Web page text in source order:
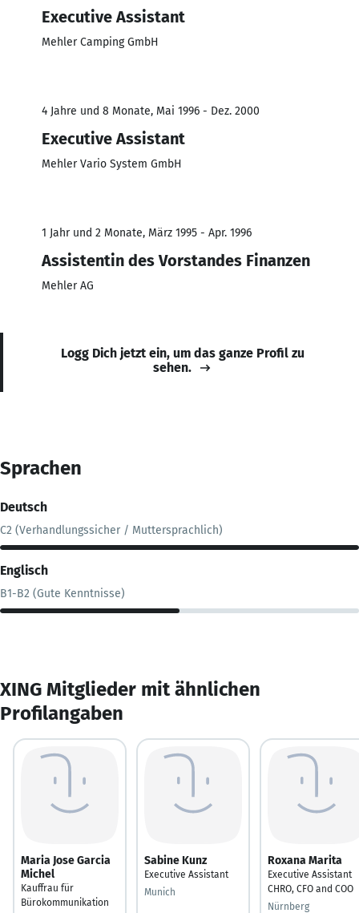
Executive Assistant
Mehler Camping GmbH
4 Jahre und 8 Monate, Mai 1996 - Dez. 2000
Executive Assistant
Mehler Vario System GmbH
1 Jahr und 2 Monate, März 1995 - Apr. 1996
Assistentin des Vorstandes Finanzen
Mehler AG
Logg Dich jetzt ein, um das ganze Profil zu
sehen.
Sprachen
Deutsch
C2 (Verhandlungssicher / Muttersprachlich)
Englisch
B1-B2 (Gute Kenntnisse)
XING Mitglieder mit ähnlichen
Profilangaben
Maria Jose Garcia
Michel
Kauffrau für
Bürokommunikation
Sabine Kunz
Executive Assistant
Munich
Roxana Marita
Executive Assistant
CHRO, CFO and COO
Nürnberg